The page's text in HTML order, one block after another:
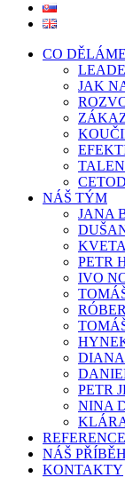
CO DĚLÁME
JAK
NÁŠ TÝM
JANA
PETR
IVO
PETR
NINA
REFERENCE
NÁŠ PŘÍBĚH
KONTAKTY